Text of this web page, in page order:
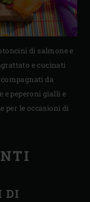
di salmone e
e cucinati
da
e peperoni gialli e
per le occasioni di
DI